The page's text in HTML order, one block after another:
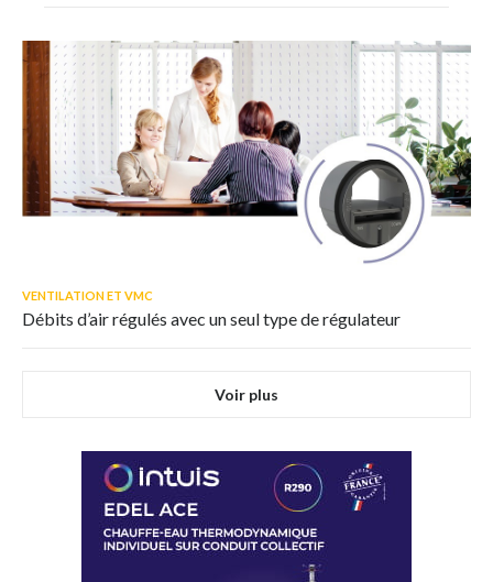
VENTILATION ET VMC
Débits d’air régulés avec un seul type de régulateur
Voir plus